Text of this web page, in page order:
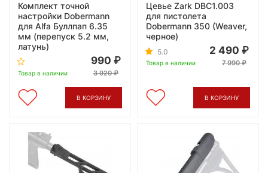
Комплект точной
настройки Dobermann
для Alfa Буллпап 6.35
мм (перепуск 5.2 мм,
латунь)
Товар в наличии
990
3 920
В КОРЗИНУ
Цевье Zark DBC1.003
для пистолета
Dobermann 350 (Weaver,
черное)
5.0
Товар в наличии
2 490
7 990
В КОРЗИНУ